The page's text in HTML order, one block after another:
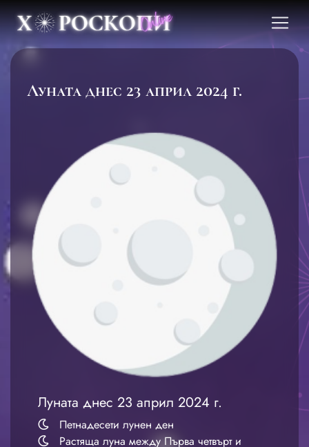
Луната днес 23 април 2024 г.
Луната днес 23 април 2024 г.
Петнадесети лунен ден
Растяща луна между Първа четвърт и